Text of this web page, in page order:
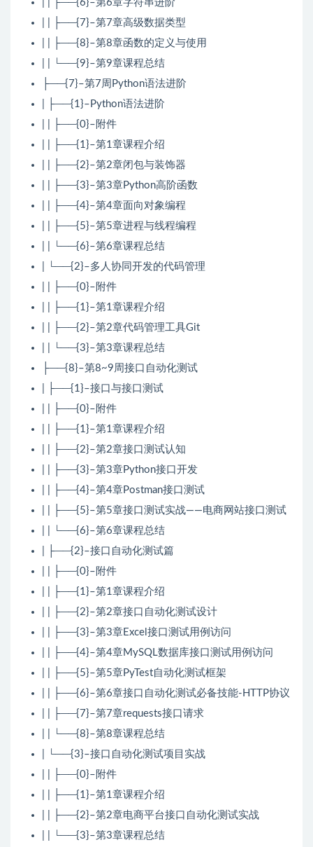
| | ├──{6}–第6章字符串进阶
| | ├──{7}–第7章高级数据类型
| | ├──{8}–第8章函数的定义与使用
| | └──{9}–第9章课程总结
├──{7}–第7周Python语法进阶
| ├──{1}–Python语法进阶
| | ├──{0}–附件
| | ├──{1}–第1章课程介绍
| | ├──{2}–第2章闭包与装饰器
| | ├──{3}–第3章Python高阶函数
| | ├──{4}–第4章面向对象编程
| | ├──{5}–第5章进程与线程编程
| | └──{6}–第6章课程总结
| └──{2}–多人协同开发的代码管理
| | ├──{0}–附件
| | ├──{1}–第1章课程介绍
| | ├──{2}–第2章代码管理工具Git
| | └──{3}–第3章课程总结
├──{8}–第8~9周接口自动化测试
| ├──{1}–接口与接口测试
| | ├──{0}–附件
| | ├──{1}–第1章课程介绍
| | ├──{2}–第2章接口测试认知
| | ├──{3}–第3章Python接口开发
| | ├──{4}–第4章Postman接口测试
| | ├──{5}–第5章接口测试实战——电商网站接口测试
| | └──{6}–第6章课程总结
| ├──{2}–接口自动化测试篇
| | ├──{0}–附件
| | ├──{1}–第1章课程介绍
| | ├──{2}–第2章接口自动化测试设计
| | ├──{3}–第3章Excel接口测试用例访问
| | ├──{4}–第4章MySQL数据库接口测试用例访问
| | ├──{5}–第5章PyTest自动化测试框架
| | ├──{6}–第6章接口自动化测试必备技能-HTTP协议
| | ├──{7}–第7章requests接口请求
| | └──{8}–第8章课程总结
| └──{3}–接口自动化测试项目实战
| | ├──{0}–附件
| | ├──{1}–第1章课程介绍
| | ├──{2}–第2章电商平台接口自动化测试实战
| | └──{3}–第3章课程总结